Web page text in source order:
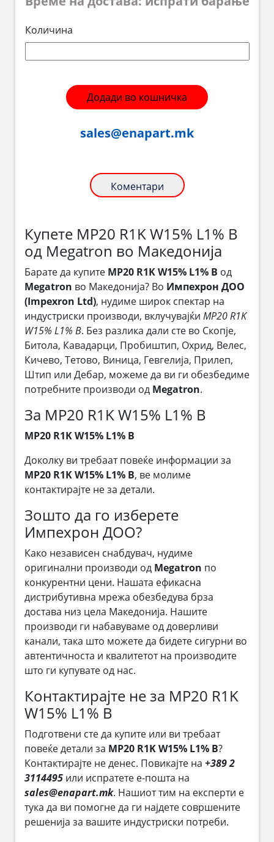
Количина
Додади во кошничка
sales@enapart.mk
Коментари
Купете MP20 R1K W15% L1% B
од Megatron во Македонија
Барате да купите MP20 R1K W15% L1% B од
Megatron во Македонија? Во Импехрон ДОО
(Impexron Ltd), нудиме широк спектар на
индустриски производи, вклучувајќи MP20 R1K
W15% L1% B. Без разлика дали сте во Скопје,
Битола, Кавадарци, Пробиштип, Охрид, Велес,
Кичево, Тетово, Виница, Гевгелија, Прилеп,
Штип или Дебар, можеме да ви ги обезбедиме
потребните производи од Megatron.
За MP20 R1K W15% L1% B
MP20 R1K W15% L1% B
Доколку ви требаат повеќе информации за
MP20 R1K W15% L1% B, ве молиме
контактирајте не за детали.
Зошто да го изберете
Импехрон ДОО?
Како независен снабдувач, нудиме
оригинални производи од Megatron по
конкурентни цени. Нашата ефикасна
дистрибутивна мрежа обезбедува брза
достава низ цела Македонија. Нашите
производи ги набавуваме од доверливи
канали, така што можете да бидете сигурни во
автентичноста и квалитетот на производите
што ги купувате од нас.
Контактирајте не за MP20 R1K
W15% L1% B
Подготвени сте да купите или ви требаат
повеќе детали за MP20 R1K W15% L1% B?
Контактирајте не денес. Повикајте на +389 2
3114495 или испратете е-пошта на
sales@enapart.mk. Нашиот тим на експерти е
тука да ви помогне да ги најдете совршените
решенија за вашите индустриски потреби.